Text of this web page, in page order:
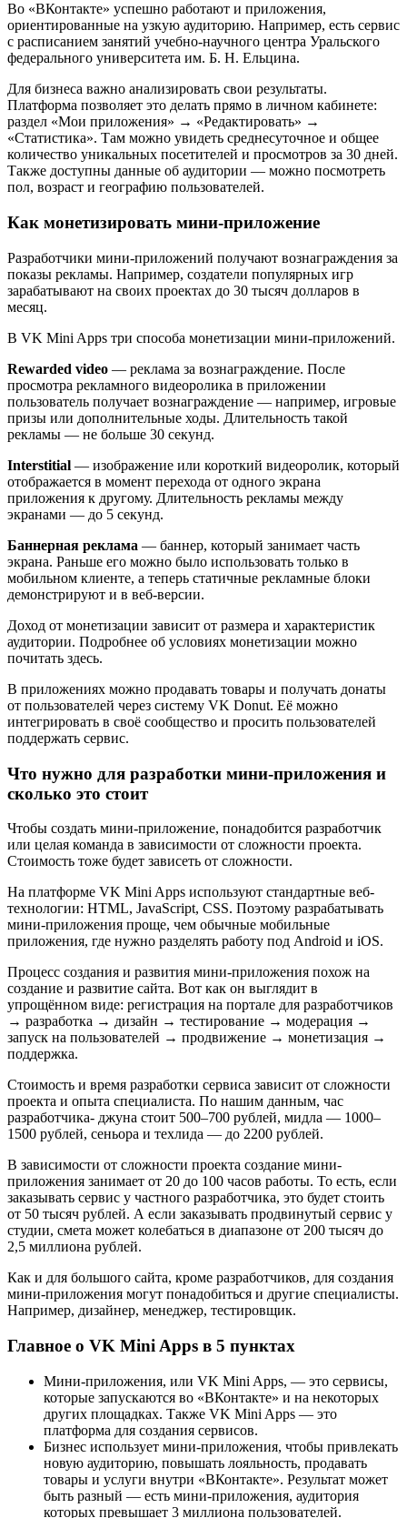
Во «ВКонтакте» успешно работают и приложения,
ориентированные на узкую аудиторию. Например, есть сервис
с расписанием занятий учебно-научного центра Уральского
федерального университета им. Б. Н. Ельцина.
Для бизнеса важно анализировать свои результаты.
Платформа позволяет это делать прямо в личном кабинете:
раздел «Мои приложения» → «Редактировать» →
«Статистика». Там можно увидеть среднесуточное и общее
количество уникальных посетителей и просмотров за 30 дней.
Также доступны данные об аудитории — можно посмотреть
пол, возраст и географию пользователей.
Как монетизировать мини-приложение
Разработчики мини-приложений получают вознаграждения за
показы рекламы. Например, создатели популярных игр
зарабатывают на своих проектах до 30 тысяч долларов в
месяц.
В VK Mini Apps три способа монетизации мини-приложений.
Rewarded video — реклама за вознаграждение. После
просмотра рекламного видеоролика в приложении
пользователь получает вознаграждение — например, игровые
призы или дополнительные ходы. Длительность такой
рекламы — не больше 30 секунд.
Interstitial — изображение или короткий видеоролик, который
отображается в момент перехода от одного экрана
приложения к другому. Длительность рекламы между
экранами — до 5 секунд.
Баннерная реклама — баннер, который занимает часть
экрана. Раньше его можно было использовать только в
мобильном клиенте, а теперь статичные рекламные блоки
демонстрируют и в веб-версии.
Доход от монетизации зависит от размера и характеристик
аудитории. Подробнее об условиях монетизации можно
почитать здесь.
В приложениях можно продавать товары и получать донаты
от пользователей через систему VK Donut. Её можно
интегрировать в своё сообщество и просить пользователей
поддержать сервис.
Что нужно для разработки мини-приложения и
сколько это стоит
Чтобы создать мини-приложение, понадобится разработчик
или целая команда в зависимости от сложности проекта.
Стоимость тоже будет зависеть от сложности.
На платформе VK Mini Apps используют стандартные веб-
технологии: HTML, JavaScript, CSS. Поэтому разрабатывать
мини-приложения проще, чем обычные мобильные
приложения, где нужно разделять работу под Android и iOS.
Процесс создания и развития мини-приложения похож на
создание и развитие сайта. Вот как он выглядит в
упрощённом виде: регистрация на портале для разработчиков
→ разработка → дизайн → тестирование → модерация →
запуск на пользователей → продвижение → монетизация →
поддержка.
Стоимость и время разработки сервиса зависит от сложности
проекта и опыта специалиста. По нашим данным, час
разработчика- джуна стоит 500–700 рублей, мидла — 1000–
1500 рублей, сеньора и техлида — до 2200 рублей.
В зависимости от сложности проекта создание мини-
приложения занимает от 20 до 100 часов работы. То есть, если
заказывать сервис у частного разработчика, это будет стоить
от 50 тысяч рублей. А если заказывать продвинутый сервис у
студии, смета может колебаться в диапазоне от 200 тысяч до
2,5 миллиона рублей.
Как и для большого сайта, кроме разработчиков, для создания
мини-приложения могут понадобиться и другие специалисты.
Например, дизайнер, менеджер, тестировщик.
Главное о VK Mini Apps в 5 пунктах
Мини-приложения, или VK Mini Apps, — это сервисы,
которые запускаются во «ВКонтакте» и на некоторых
других площадках. Также VK Mini Apps — это
платформа для создания сервисов.
Бизнес использует мини-приложения, чтобы привлекать
новую аудиторию, повышать лояльность, продавать
товары и услуги внутри «ВКонтакте». Результат может
быть разный — есть мини-приложения, аудитория
которых превышает 3 миллиона пользователей.